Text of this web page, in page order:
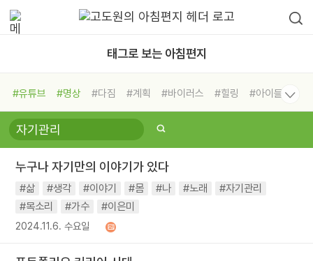
태그로 보는 아침편지
#유튜브 #명상 #다짐 #계획 #바이러스 #힐링
#아이들
#비전캠프
#독서캠프 #삶
#희망
#나눔 #친구 #링컨학교
#독서
#건강 #면역력
누구나 자기만의 이야기가 있다
#삶 #생각 #이야기 #몸 #나 #노래
#자기관리
#목소리
#가수 #이은미
2024.11.6. 수요일